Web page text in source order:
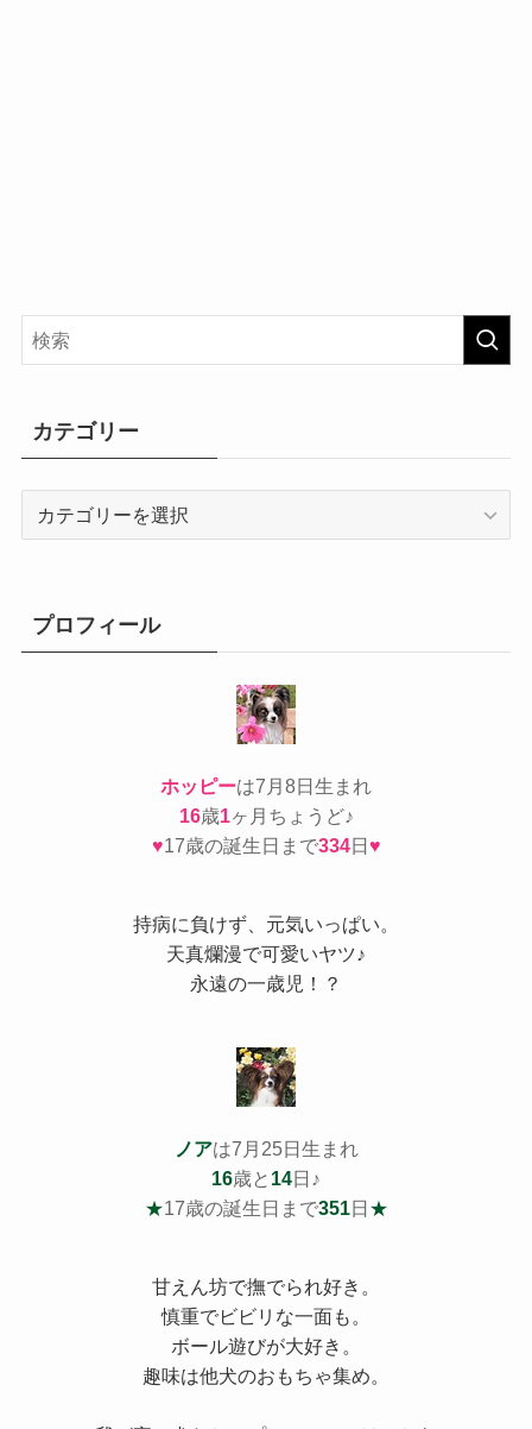
カテゴリー
ープロフィール
ホッピーは7月8日生まれ
16歳1ヶ月ちょうど♪
♥17歳の誕生日まで334日♥
持病に負けず、元気いっぱい。
天真爛漫で可愛いヤツ♪
永遠の一歳児！？
ノアは7月25日生まれ
16歳と 14日♪
★17歳の誕生日まで351日 ★
甘えん坊で撫でられ好き。
慎重でビビリな一面も。
ボール遊びが大好き。
趣味は他犬のおもちゃ集め。